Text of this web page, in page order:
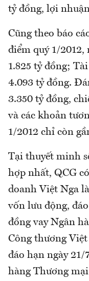
tỷ đồng, lợi
Cũng theo báo
điểm quý 1/2012,
1.825 tỷ đồng;
4.093 tỷ đồng.
3.350 tỷ đồng,
và các khoản
1/2012 chỉ còn
Tại thuyết minh
hợp nhất, QCG
doanh Việt Nga
vốn lưu động,
đồng vay Ngân
Công thương
đáo hạn ngày
hàng Thương